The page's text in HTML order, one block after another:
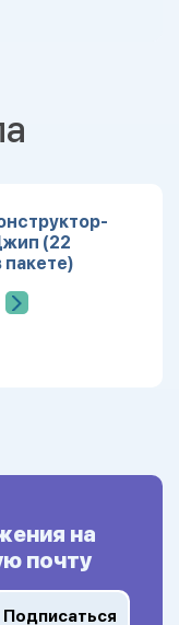
(22
пакете)
на
почту
Подписаться